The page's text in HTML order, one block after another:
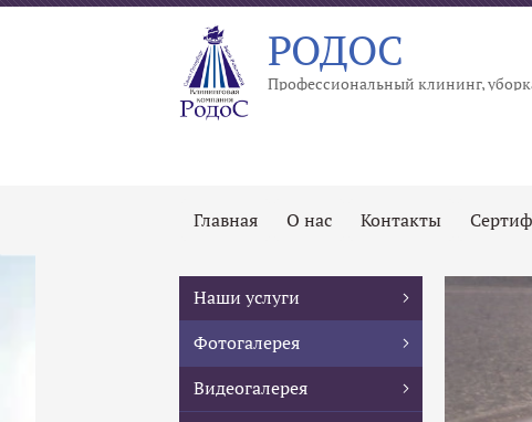
РОДОС
Профессиональный клининг,
Главная О нас Контакты
Наши услуги
Фотогалерея
Видеогалерея